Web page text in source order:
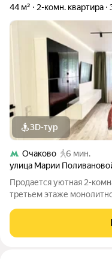
44 м² 2-комн. квартира
3D-тур
Очаково
6 мин.
улица Марии
Продается уютная 2-
третьем этаже
10 минут. Квартира
интерьере использованы